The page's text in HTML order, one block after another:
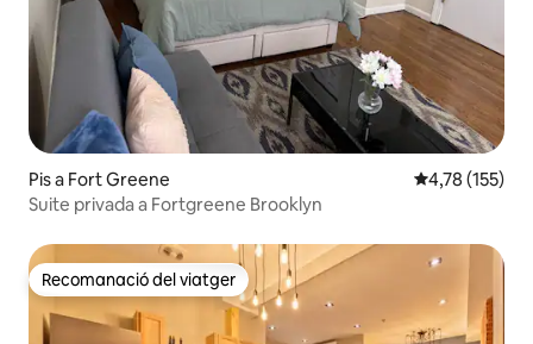
Pis a Fort Greene 4,78 de
4,78 (155)
Suite privada a Fortgreene Brooklyn
Recomanació del viatger
Recomanació del viatger